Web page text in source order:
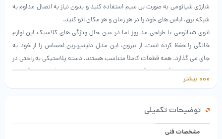
شارژی شیائومی به صورت بی سیم استفاده کنید و بدون نیاز به اتصال مداوم به
شبکه برق، لباس های خود را در هر زمان و هر مکان اتو کنید.
اتوی شیائومی با طراحی مد روز اما در عین حال ویژگی های کلاسیک این لوازم
خانگی را حفظ کرده است. از بیرون، این مدل دلپذیرترین احساس را از خود به
جای می گذارد. همه قطعات کاملاً متناسب هستند، دسته پلاستیکی به راحتی در
دست قرار می گیرد و هنگام اتو کشیدن نمی لغزد. وزن آن فقط 600 گرم می
باشد، بنابراین هنگام استفاده خسته نمی شوید.
هنگام اتو کردن مرتباً آب اضافه کند. به منظور جلوگیری از ایجاد پلاک در کف
بیشتر
توضیحات تکمیلی
مشخصات فنی